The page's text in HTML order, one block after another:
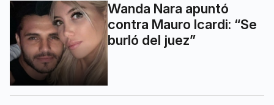
Wanda Nara apuntó
contra Mauro Icardi: “Se
burló del juez”